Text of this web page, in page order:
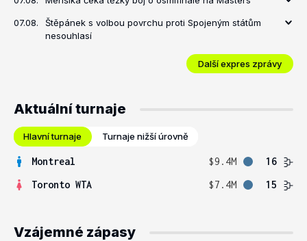
07.08.
Štěpánek s volbou povrchu proti Spojeným státům
nesouhlasí
Další expres zprávy
Aktuální turnaje
Hlavní turnaje Turnaje nižší úrovně
Montreal $9.4M
16
Toronto WTA
$7.4M 15
Vzájemné zápasy